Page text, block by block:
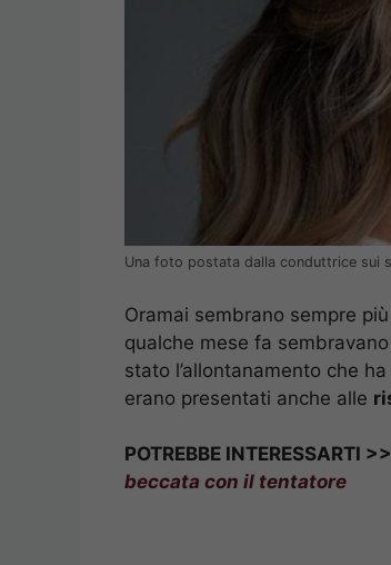
Una foto postata dalla conduttrice sui
Oramai sembrano sempre
qualche mese fa
stato l’allontanamento che
erano presentati anche alle
POTREBBE INTERESSARTI
beccata con il tentatore